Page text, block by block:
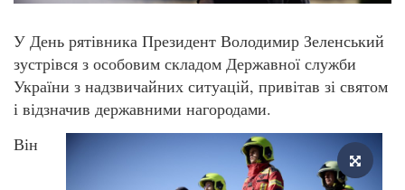
У День рятівника Президент Володимир Зеленський
зустрівся з особовим складом Державної служби
України з надзвичайних ситуацій, привітав зі святом
і відзначив державними нагородами.
Він